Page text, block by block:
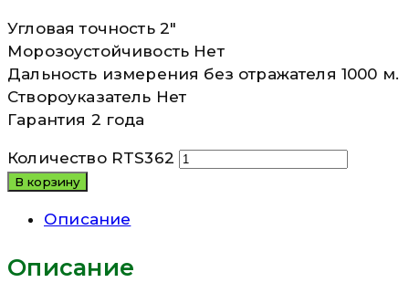
Угловая точность 2″
Морозоустойчивость Нет
Дальность измерения без отражателя 1000 м.
Створоуказатель Нет
Гарантия 2 года
Количество RTS362
В корзину
Описание
Описание